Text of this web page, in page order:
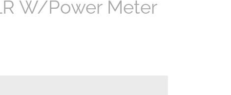
W/Power Meter